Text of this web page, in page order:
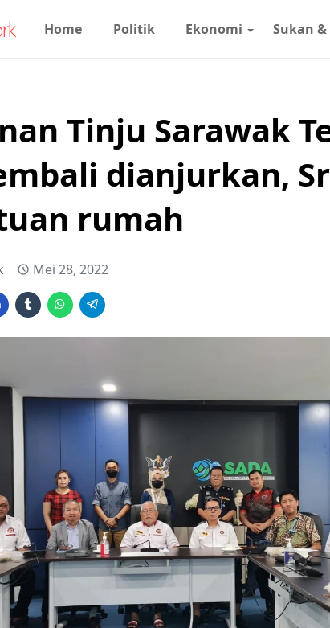
Home Politik Ekonomi Sukan
Tinju Sarawak
dianjurkan,
rumah
Mei 28, 2022